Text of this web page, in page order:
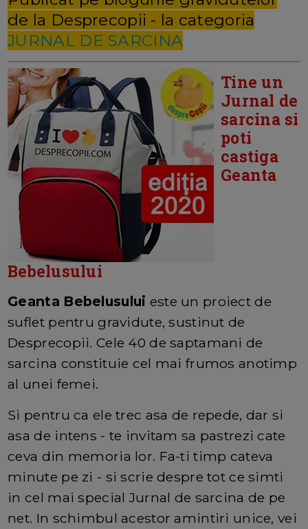
de la Desprecopii - la categoria
JURNAL DE SARCINA
Tine un
Jurnal de
sarcina si
poti
castiga
Geanta
Bebelusului
Geanta Bebelusului este un proiect de
suflet pentru gravidute, sustinut de
Desprecopii. Cele 40 de saptamani de
sarcina constituie cel mai frumos anotimp
al unei femei.
Si pentru ca ele trec asa de repede, dar si
asa de intens - te invitam sa pastrezi cate
ceva din memoria lor. Fa-ti timp cateva
minute pe zi - si scrie despre tot ce simti
in cel mai special Jurnal de sarcina de pe
net. In schimbul acestor amintiri unice, vei